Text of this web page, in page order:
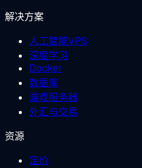
解决方案
人工智能VPS
深度学习
Docker
数据库
游戏服务器
外汇与交易
资源
定价